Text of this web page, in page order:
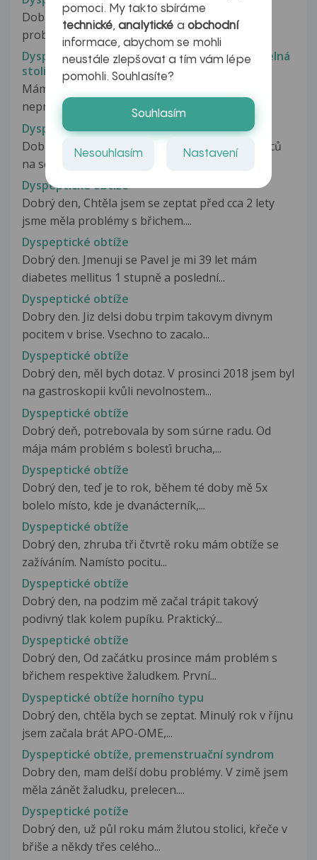
Dobrý den, (je mi 27) a už několik let mam
problémy se žažíváním. Cítim pocit...
Dyspepsie: Větry i při malé námaze, nepravidelná
stolice
Mám občas střevní potížemi stolice je
nepravidelná, bývalá nezpevněná. Trápí...
Dyspeptické obtíže
Dobrý den, prosím o radu. Posledních pár měsíců
na sobě pozoruji, že mám...
Dyspeptické obtíže
Dobrý den, Chtěla jsem se zeptat před cca 2 lety
jsme měla problémy s břichem....
Dyspeptické obtíže
Dobrý den. Jmenuji se Pavel je mi 39 let mám
diabetes mellitus 1 stupně a poslední...
Dyspeptické obtíže
Dobry den. Jiz delsi dobu trpim takovym divnym
pocitem v brise. Vsechno to zacalo...
Dyspeptické obtíže
Dobrý den, měl bych dotaz. V prosinci 2018 jsem byl
na gastroskopii kvůli nevolnostem...
Dyspeptické obtíže
Dobrý deň, potrebovala by som súrne radu. Od
mája mám problém s bolesťi brucha,...
Dyspeptické obtíže
Dobrý den, teď je to rok, během té doby mě 5x
bolelo místo, kde je dvanácterník,...
Dyspeptické obtíže
Dobrý den, zhruba tři čtvrtě roku mám obtíže se
zažíváním. Namísto pocitu...
Dyspeptické obtíže
Dobrý den, na podzim mě začal trápit takový
podivný tlak kolem pupíku. Praktický...
Dyspeptické obtíže
Dobrý den, Od začátku prosince mám problém s
břichem respektive žaludkem. První...
Dyspeptické obtíže horního typu
Dobrý den, chtěla bych se zeptat. Minulý rok v říjnu
jsem začala brát APO-OME,...
Dyspeptické obtíže, premenstruační syndrom
Dobry den, mam delší dobu problémy. V zimě jsem
měla zánět žaludku, prelecen....
Dyspeptické potíže
Dobrý den, už půl roku mám žlutou stolici, křeče v
břiše a někdy třes celého...
pomoci. My takto sbíráme
technické,analytické a obchodní
informace, abychom se mohli
neustále zlepšovat a tím vám lépe
pomohli. Souhlasíte?
Souhlasím
Nesouhlasím Nastavení